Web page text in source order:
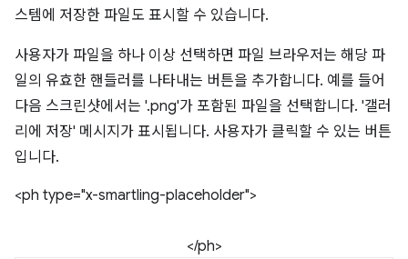
스템에 저장한 파일도 표시할 수 있습니다.
사용자가 파일을 하나 이상 선택하면 파일 브라우저는 해당 파
일의 유효한 핸들러를 나타내는 버튼을 추가합니다. 예를 들어
다음 스크린샷에서는 '.png'가 포함된 파일을 선택합니다. '갤러
리에 저장' 메시지가 표시됩니다. 사용자가 클릭할 수 있는 버튼
입니다.
<ph type="x-smartling-placeholder">
</ph>